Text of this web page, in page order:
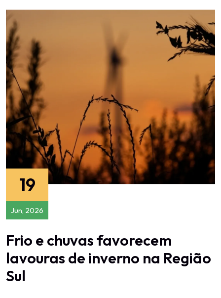
19
Jun, 2026
Frio e chuvas favorecem
lavouras de inverno na Região
Sul